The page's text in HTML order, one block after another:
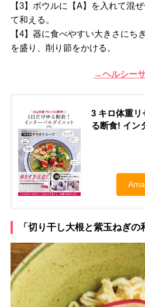
【3】ボウルに【A】を入れて混
て和える。
【4】器に食べやすい大きさにち
を盛り、削り節をかける。
→ヘルシー
3 キロ体重
る断食! イン
「切り干し大根と紫玉ねぎ